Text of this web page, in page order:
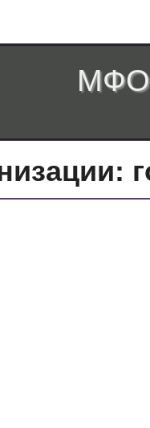
МФО